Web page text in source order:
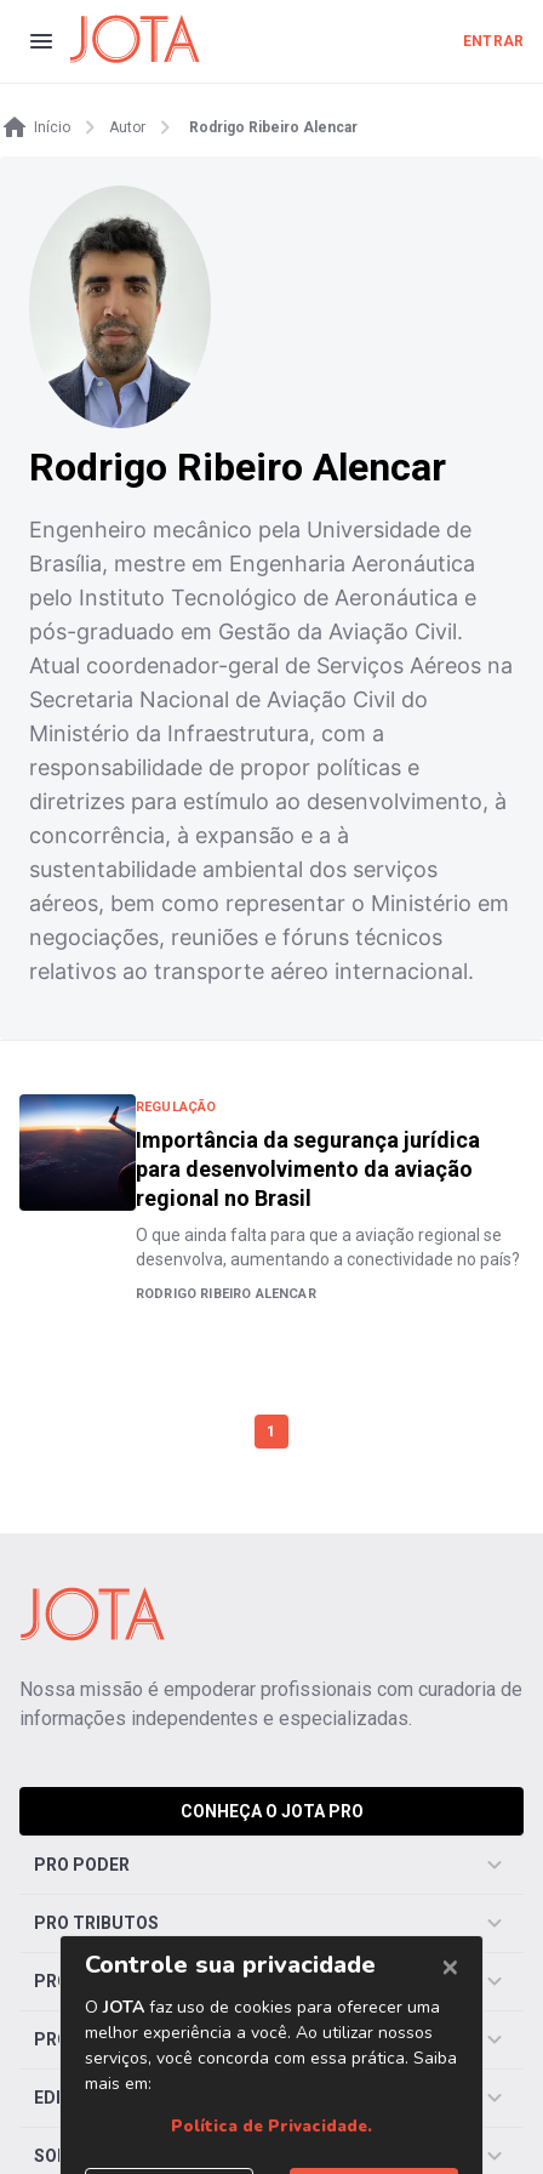
ENTRAR
Início Autor Rodrigo Ribeiro Alencar
Rodrigo Ribeiro Alencar
Engenheiro mecânico pela Universidade de
Brasília, mestre em Engenharia Aeronáutica
pelo Instituto Tecnológico de Aeronáutica e
pós-graduado em Gestão da Aviação Civil.
Atual coordenador-geral de Serviços Aéreos na
Secretaria Nacional de Aviação Civil do
Ministério da Infraestrutura, com a
responsabilidade de propor políticas e
diretrizes para estímulo ao desenvolvimento, à
concorrência, à expansão e a à
sustentabilidade ambiental dos serviços
aéreos, bem como representar o Ministério em
negociações, reuniões e fóruns técnicos
relativos ao transporte aéreo internacional.
REGULAÇÃO
Importância da segurança jurídica
para desenvolvimento da aviação
regional no Brasil
O que ainda falta para que a aviação regional se
desenvolva, aumentando a conectividade no país?
RODRIGO RIBEIRO ALENCAR
1
Nossa missão é empoderar profissionais com curadoria de
informações independentes e especializadas.
CONHEÇA O JOTA PRO
PRO PODER
PRO TRIBUTOS
PRO TRABALHISTA
PRO SAÚDE
EDITORIAS
SOBRE O JOTA